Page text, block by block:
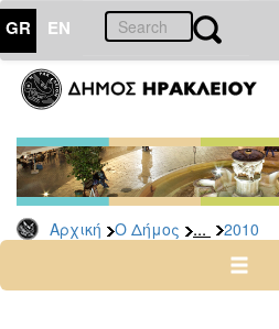
GR EN
Αρχική Ο Δήμος ... 2010
ΔΗΜΟΣ
Δελτία
Τύπου
Αρχείο
2026
2024